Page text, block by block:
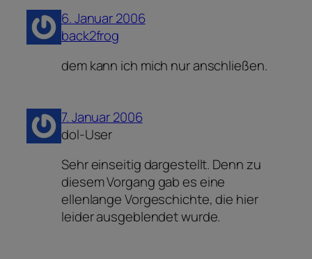
6. Januar 2006
back2frog
dem kann ich mich nur anschließen.
7. Januar 2006
dol-User
Sehr einseitig dargestellt. Denn zu
diesem Vorgang gab es eine
ellenlange Vorgeschichte, die hier
leider ausgeblendet wurde.